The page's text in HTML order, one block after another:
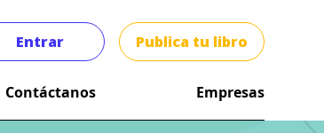
Entrar Publica tu libro
Contáctanos Empresas